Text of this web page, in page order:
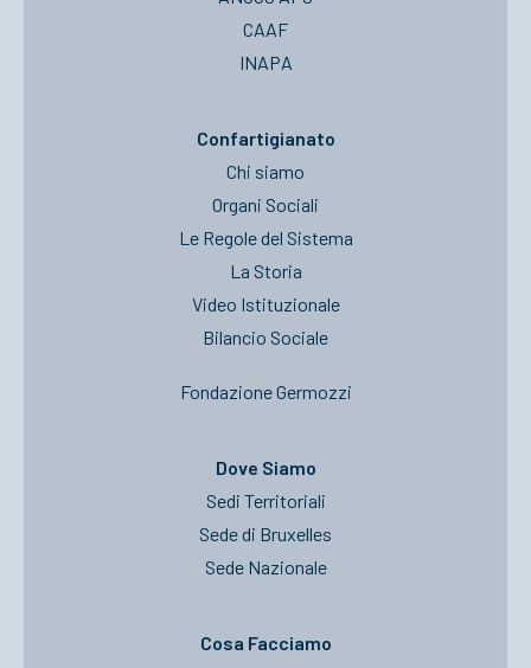
CAAF
INAPA
Confartigianato
Chi siamo
Organi Sociali
Le Regole del Sistema
La Storia
Video Istituzionale
Bilancio Sociale
Fondazione Germozzi
Dove Siamo
Sedi Territoriali
Sede di Bruxelles
Sede Nazionale
Cosa Facciamo